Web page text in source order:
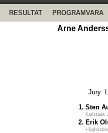
RESULTAT PROGRAMVARA
Arne
Jury:
1. Sten
Karlstads
2. Erik